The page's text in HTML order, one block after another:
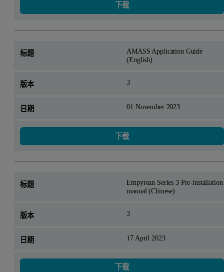
下载
AMASS Application Guide
(English)
3
01 November 2023
下载
Empyrean Series 3 Pre-installation
manual (Chinese)
3
17 April 2023
下载